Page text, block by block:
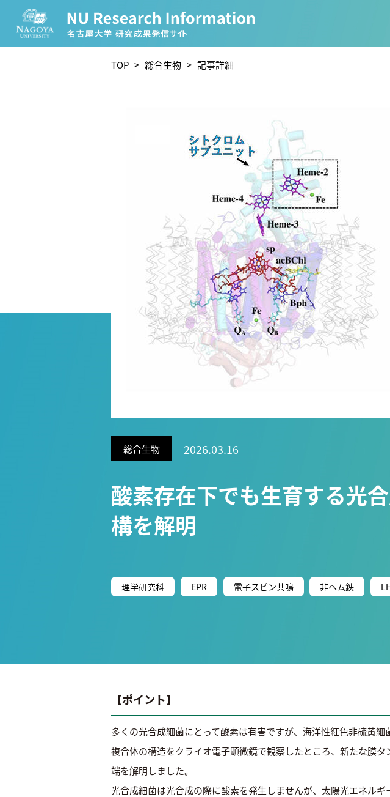
CATEGORY
医学系研究科 (177) 生命農学
未来材料・システム研究所 (61) 情報学研究科 (47)
環境医学研究所 (23) 進化 (23) 未来社会創造機構 (22)
Research VIDEOS
Researchers' VOICE
TOP > 総合生物 > 記事詳細
総合生物 2026.03.16
酸素存在下でも生育する光
構を解明
理学研究科 EPR 電子スピン共鳴 非ヘム鉄
【ポイント】
多くの光合成細菌にとって酸素は有害ですが、海洋性紅色非硫黄
複合体の構造をクライオ電子顕微鏡で観察したところ、新たな膜
端を解明しました。
光合成細菌は光合成の際に酸素を発生しませんが、太陽光エネル